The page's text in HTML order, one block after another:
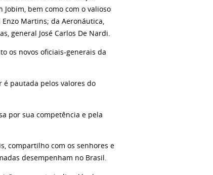
bem como com o valioso
Martins; da Aeronáutica,
general José Carlos De Nardi.
os novos oficiais-generais da
é pautada pelos valores do
por sua competência e pela
compartilho com os senhores e
desempenham no Brasil.